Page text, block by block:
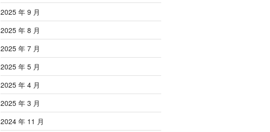
2025 年 9 月
2025 年 8 月
2025 年 7 月
2025 年 5 月
2025 年 4 月
2025 年 3 月
2024 年 11 月